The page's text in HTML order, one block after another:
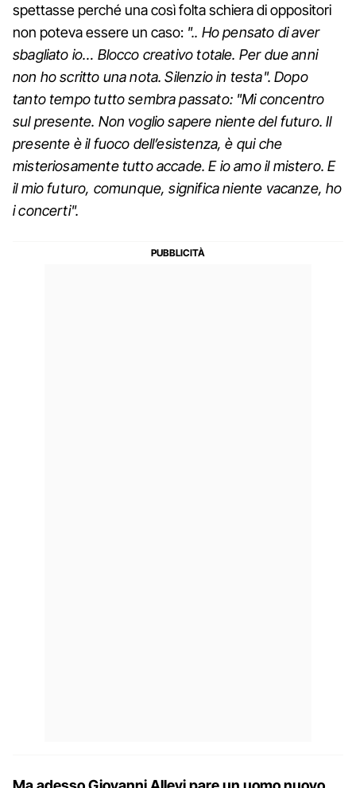
spettasse perché una così folta schiera di oppositori
non poteva essere un caso: ".. Ho pensato di aver
sbagliato io… Blocco creativo totale. Per due anni
non ho scritto una nota. Silenzio in testa". Dopo
tanto tempo tutto sembra passato: "Mi concentro
sul presente. Non voglio sapere niente del futuro. Il
presente è il fuoco dell’esistenza, è qui che
misteriosamente tutto accade. E io amo il mistero. E
il mio futuro, comunque, significa niente vacanze, ho
i concerti".